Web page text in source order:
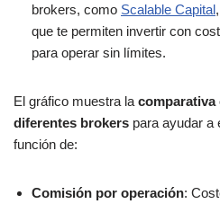
brokers, como Scalable Capital
que te permiten invertir con
para operar sin límites.
El gráfico muestra la comparativa
diferentes brokers para ayudar a
función de:
Comisión por operación: